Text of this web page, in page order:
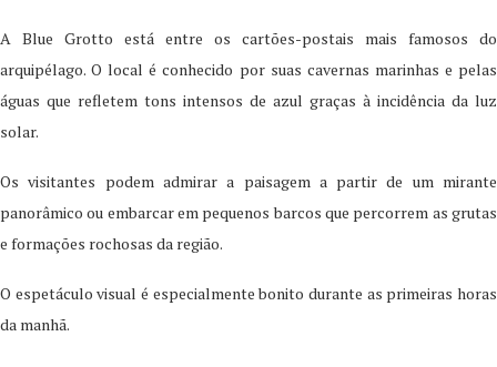
A Blue Grotto está entre os cartões-postais mais famosos do
arquipélago. O local é conhecido por suas cavernas marinhas e pelas
águas que refletem tons intensos de azul graças à incidência da luz
solar.
Os visitantes podem admirar a paisagem a partir de um mirante
panorâmico ou embarcar em pequenos barcos que percorrem as grutas
e formações rochosas da região.
O espetáculo visual é especialmente bonito durante as primeiras horas
da manhã.